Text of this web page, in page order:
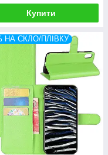
Купити
НА СКЛО/ПЛІВКУ